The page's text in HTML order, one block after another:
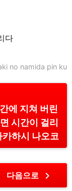
다
no namida pin ku
에 지쳐 버린
시간이 걸리
카하시 나오코
다음으로 chevron_right